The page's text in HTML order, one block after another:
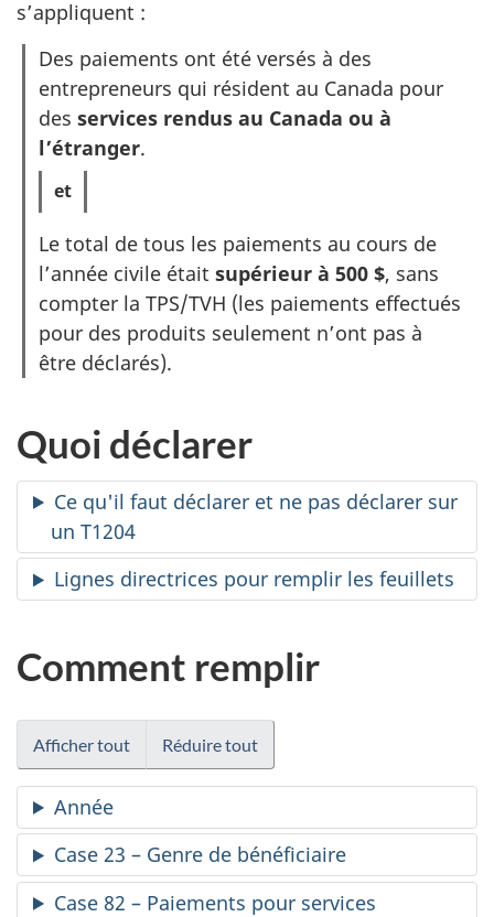
s’appliquent :
Des paiements ont été versés à des
entrepreneurs qui résident au Canada pour
des services rendus au Canada ou à
l’étranger.
Le total de tous les paiements au cours de
l’année civile était supérieur à 500 $, sans
compter la TPS/TVH (les paiements effectués
pour des produits seulement n’ont pas à
être déclarés).
Quoi déclarer
Ce qu'il faut déclarer et ne pas déclarer sur
un T1204
Lignes directrices pour remplir les feuillets
Comment remplir
Afficher tout Réduire tout
Année
Case 23 – Genre de bénéficiaire
Case 82 – Paiements pour services